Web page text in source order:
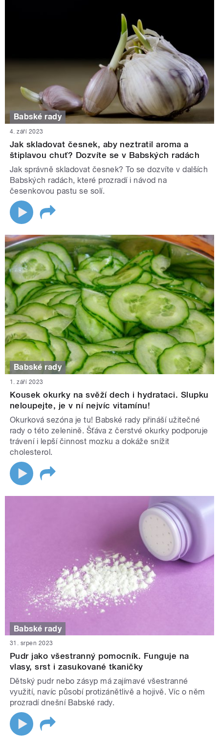
Babské rady
4. září 2023
Jak skladovat česnek, aby neztratil aroma a
štiplavou chuť? Dozvíte se v Babských radách
Jak správně skladovat česnek? To se dozvíte v dalších
Babských radách, které prozradí i návod na
česenkovou pastu se solí.
Babské rady
1. září 2023
Kousek okurky na svěží dech i hydrataci. Slupku
neloupejte, je v ní nejvíc vitamínu!
Okurková sezóna je tu! Babské rady přináší užitečné
rady o této zelenině. Šťáva z čerstvé okurky podporuje
trávení i lepší činnost mozku a dokáže snížit
cholesterol.
Babské rady
31. srpen 2023
Pudr jako všestranný pomocník. Funguje na
vlasy, srst i zasukované tkaničky
Dětský pudr nebo zásyp má zajímavé všestranné
využití, navíc působí protizánětlivě a hojivě. Víc o něm
prozradí dnešní Babské rady.